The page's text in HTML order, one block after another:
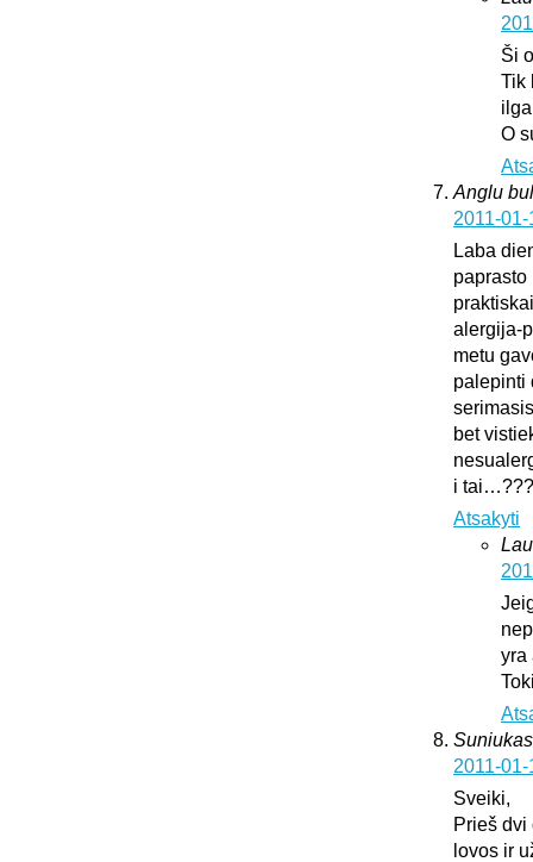
Ši
Tik
O
Anglu
2011-
Laba
paprasto
alergija-
metu
palepinti
bet
i tai…???
Atsakyti
yra
2011-
Sveiki,
Prieš
lovos ir